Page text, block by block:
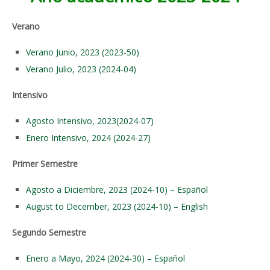
Verano
Verano Junio, 2023 (2023-50)
Verano Julio, 2023 (2024-04)
Intensivo
Agosto Intensivo, 2023(2024-07)
Enero Intensivo, 2024 (2024-27)
Primer Semestre
Agosto a Diciembre, 2023 (2024-10) – Español
August to December, 2023 (2024-10) – English
Segundo Semestre
Enero a Mayo, 2024 (2024-30) – Español